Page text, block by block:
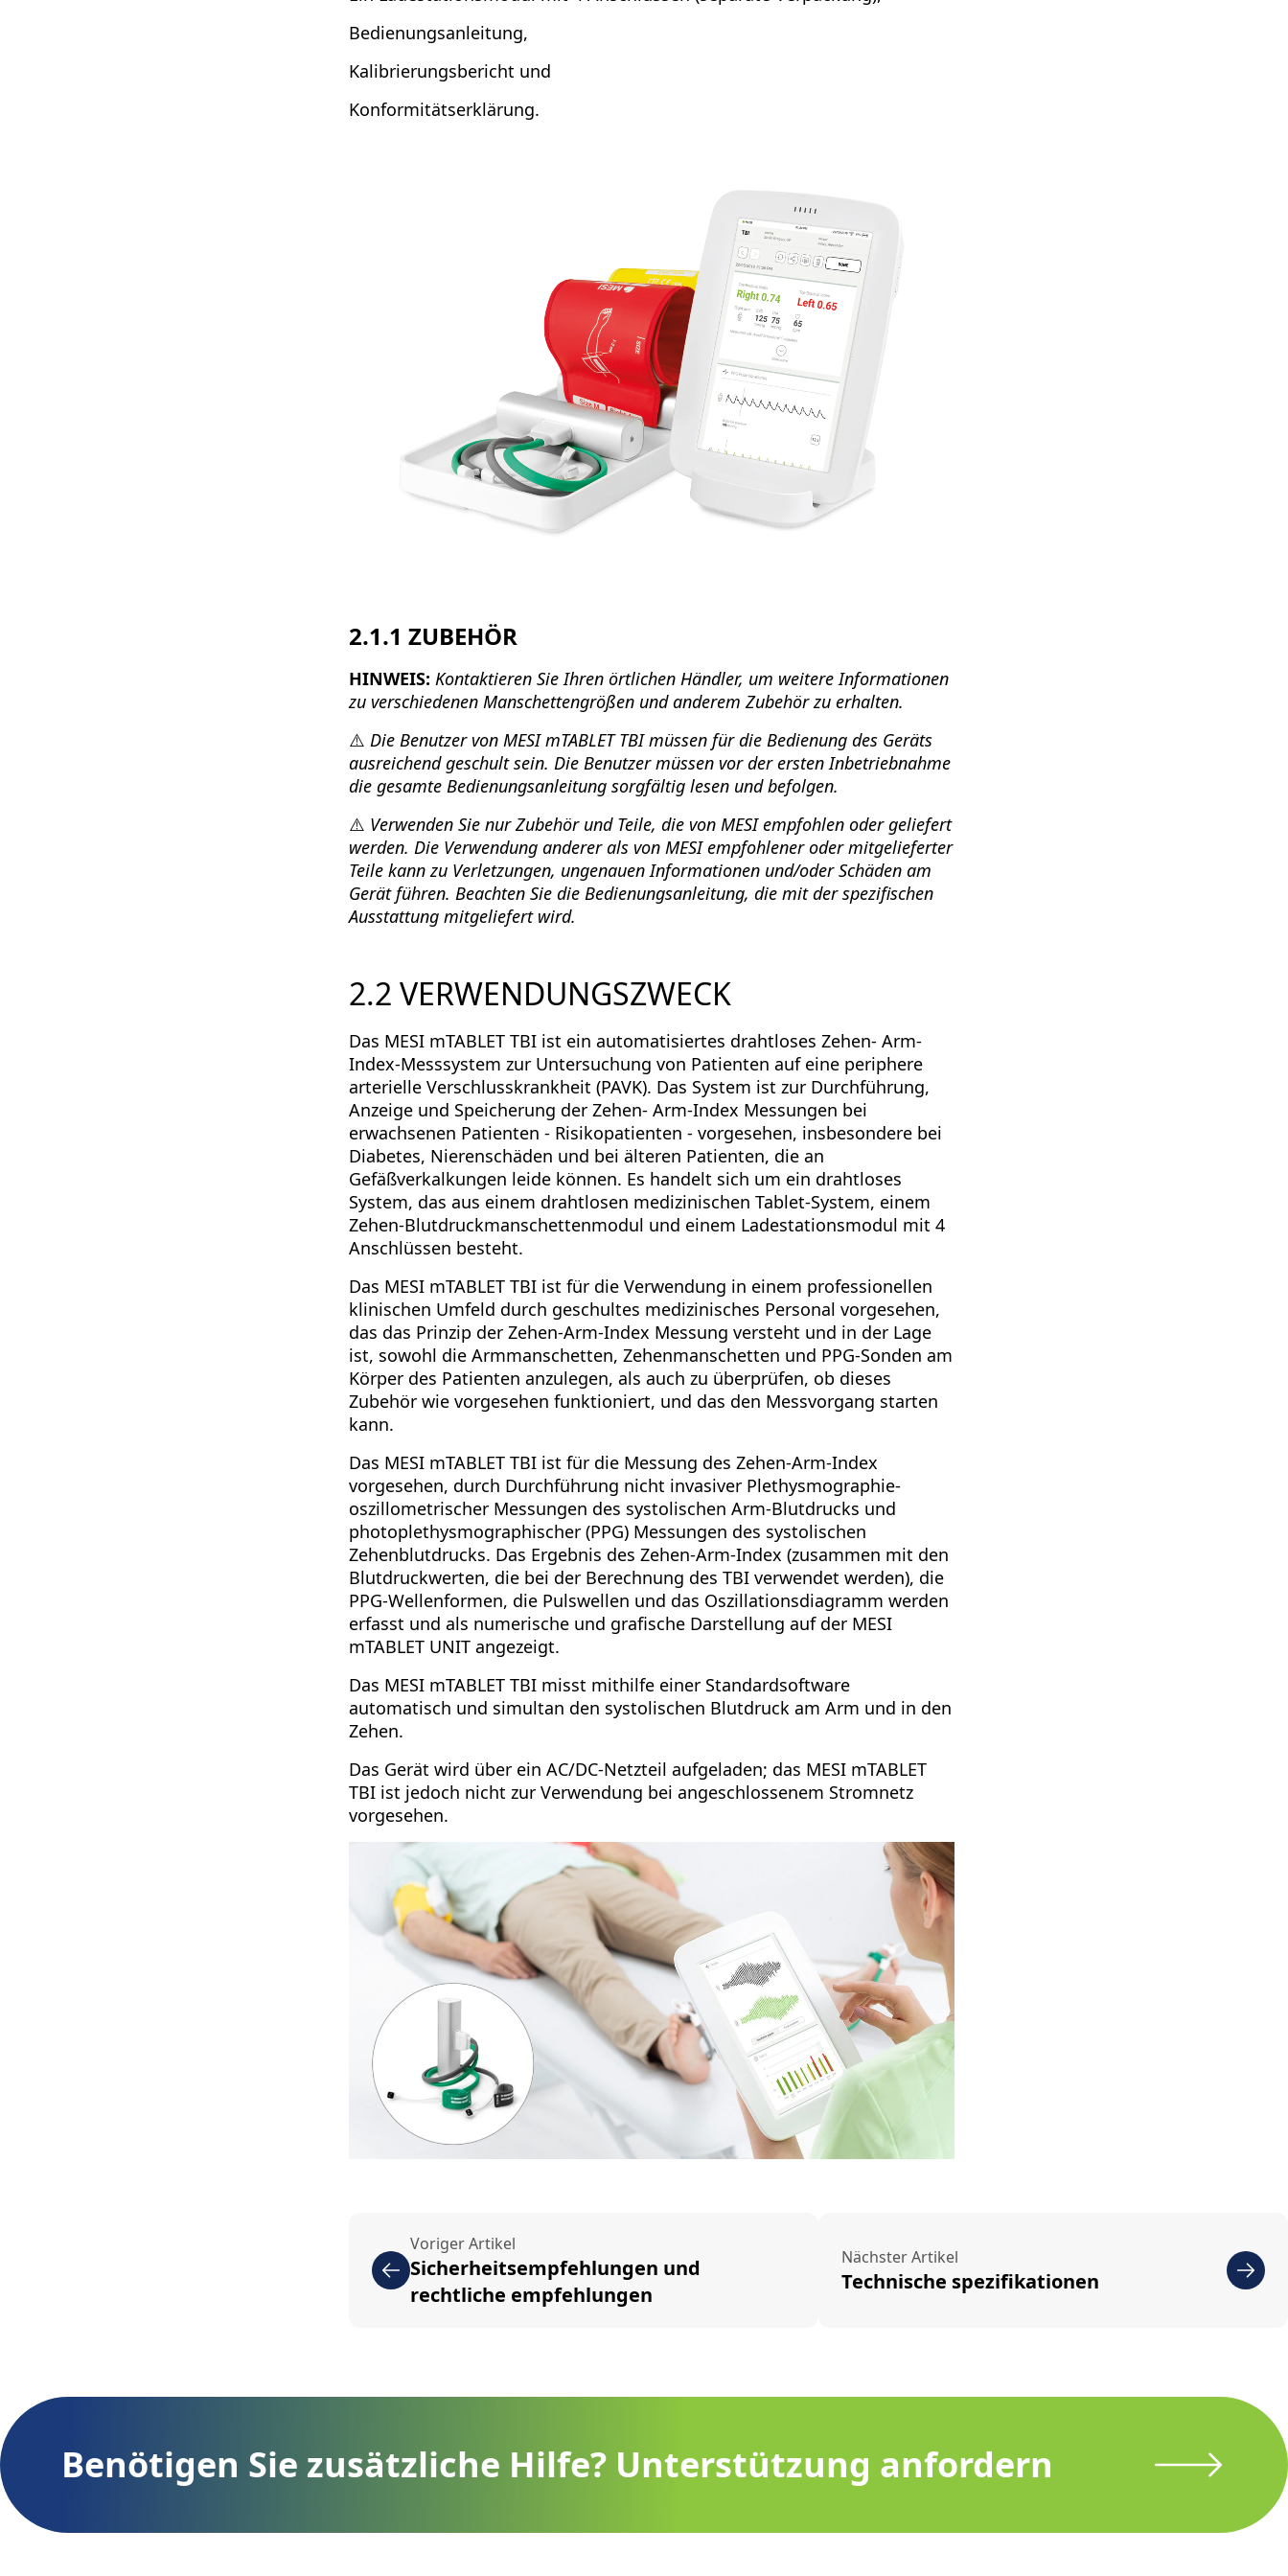
Bedienungsanleitung,
Kalibrierungsbericht und
Konformitätserklärung.
2.1.1 ZUBEHÖR
HINWEIS: Kontaktieren Sie Ihren örtlichen Händler, um weitere Informationen
zu verschiedenen Manschettengrößen und anderem Zubehör zu erhalten.
⚠️ Die Benutzer von MESI mTABLET TBI müssen für die Bedienung des Geräts
ausreichend geschult sein. Die Benutzer müssen vor der ersten Inbetriebnahme
die gesamte Bedienungsanleitung sorgfältig lesen und befolgen.
⚠️ Verwenden Sie nur Zubehör und Teile, die von MESI empfohlen oder geliefert
werden. Die Verwendung anderer als von MESI empfohlener oder mitgelieferter
Teile kann zu Verletzungen, ungenauen Informationen und/oder Schäden am
Gerät führen. Beachten Sie die Bedienungsanleitung, die mit der spezifischen
Ausstattung mitgeliefert wird.
2.2 VERWENDUNGSZWECK
Das MESI mTABLET TBI ist ein automatisiertes drahtloses Zehen- Arm-
Index-Messsystem zur Untersuchung von Patienten auf eine periphere
arterielle Verschlusskrankheit (PAVK). Das System ist zur Durchführung,
Anzeige und Speicherung der Zehen- Arm-Index Messungen bei
erwachsenen Patienten - Risikopatienten - vorgesehen, insbesondere bei
Diabetes, Nierenschäden und bei älteren Patienten, die an
Gefäßverkalkungen leide können. Es handelt sich um ein drahtloses
System, das aus einem drahtlosen medizinischen Tablet-System, einem
Zehen-Blutdruckmanschettenmodul und einem Ladestationsmodul mit 4
Anschlüssen besteht.
Das MESI mTABLET TBI ist für die Verwendung in einem professionellen
klinischen Umfeld durch geschultes medizinisches Personal vorgesehen,
das das Prinzip der Zehen-Arm-Index Messung versteht und in der Lage
ist, sowohl die Armmanschetten, Zehenmanschetten und PPG-Sonden am
Körper des Patienten anzulegen, als auch zu überprüfen, ob dieses
Zubehör wie vorgesehen funktioniert, und das den Messvorgang starten
kann.
Das MESI mTABLET TBI ist für die Messung des Zehen-Arm-Index
vorgesehen, durch Durchführung nicht invasiver Plethysmographie-
oszillometrischer Messungen des systolischen Arm-Blutdrucks und
photoplethysmographischer (PPG) Messungen des systolischen
Zehenblutdrucks. Das Ergebnis des Zehen-Arm-Index (zusammen mit den
Blutdruckwerten, die bei der Berechnung des TBI verwendet werden), die
PPG-Wellenformen, die Pulswellen und das Oszillationsdiagramm werden
erfasst und als numerische und grafische Darstellung auf der MESI
mTABLET UNIT angezeigt.
Das MESI mTABLET TBI misst mithilfe einer Standardsoftware
automatisch und simultan den systolischen Blutdruck am Arm und in den
Zehen.
Das Gerät wird über ein AC/DC-Netzteil aufgeladen; das MESI mTABLET
TBI ist jedoch nicht zur Verwendung bei angeschlossenem Stromnetz
vorgesehen.
Voriger Artikel
Sicherheitsempfehlungen und
rechtliche empfehlungen
Nächster Artikel
Technische spezifikationen
Benötigen Sie zusätzliche Hilfe? Unterstützung anfordern